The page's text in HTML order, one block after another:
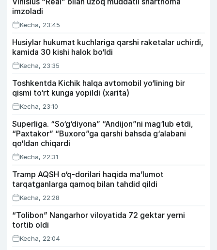
imzoladi
Kecha, 23:45
Husiylar hukumat kuchlariga qarshi raketalar uchirdi,
kamida 30 kishi halok bo‘ldi
Kecha, 23:35
Toshkentda Kichik halqa avtomobil yo‘lining bir
qismi to‘rt kunga yopildi (xarita)
Kecha, 23:10
Superliga. “So‘g‘diyona” “Andijon”ni mag‘lub etdi,
“Paxtakor” “Buxoro”ga qarshi bahsda g‘alabani
qo‘ldan chiqardi
Kecha, 22:31
Tramp AQSH o‘q-dorilari haqida ma’lumot
tarqatganlarga qamoq bilan tahdid qildi
Kecha, 22:28
“Tolibon” Nangarhor viloyatida 72 gektar yerni
tortib oldi
Kecha, 22:04